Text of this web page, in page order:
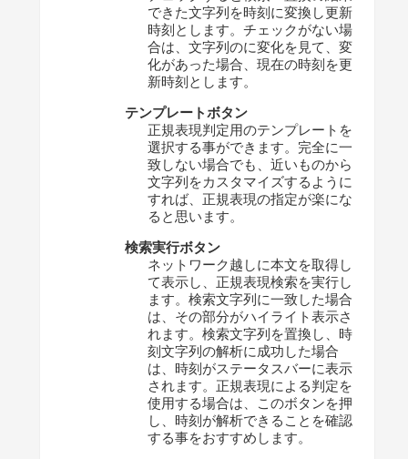
できた文字列を時刻に変換し更新
時刻とします。チェックがない場
合は、文字列のに変化を見て、変
化があった場合、現在の時刻を更
新時刻とします。
テンプレートボタン
正規表現判定用のテンプレートを
選択する事ができます。完全に一
致しない場合でも、近いものから
文字列をカスタマイズするように
すれば、正規表現の指定が楽にな
ると思います。
検索実行ボタン
ネットワーク越しに本文を取得し
て表示し、正規表現検索を実行し
ます。検索文字列に一致した場合
は、その部分がハイライト表示さ
れます。検索文字列を置換し、時
刻文字列の解析に成功した場合
は、時刻がステータスバーに表示
されます。正規表現による判定を
使用する場合は、このボタンを押
し、時刻が解析できることを確認
する事をおすすめします。